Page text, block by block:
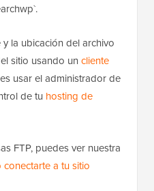
la ubicación del archivo
sitio usando un cliente
usar el administrador de
de tu hosting de
FTP, puedes ver nuestra
conectarte a tu sitio